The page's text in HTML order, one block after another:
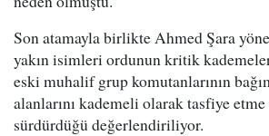
Son atamayla birlikte Ahmed Şara
yakın isimleri ordunun kritik
eski muhalif grup komutanlarının
alanlarını kademeli olarak tasfiye
sürdürdüğü değerlendiriliyor.